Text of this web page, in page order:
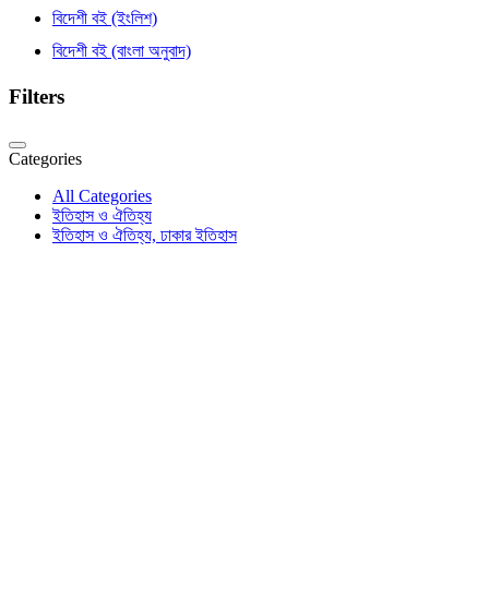
বিদেশী বই (ইংলিশ)
বিদেশী বই (বাংলা অনুবাদ)
Filters
Categories
All Categories
ইতিহাস ও ঐতিহ্য
ইতিহাস ও ঐতিহ্য, ঢাকার ইতিহাস